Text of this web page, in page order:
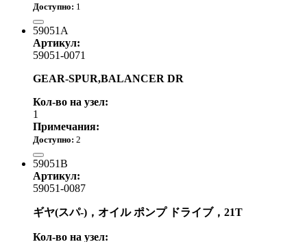
Доступно: 1
59051A
Артикул:
59051-0071
GEAR-SPUR,BALANCER DR
Кол-во на узел:
1
Примечания:
Доступно: 2
59051B
Артикул:
59051-0087
ギヤ(スパ-)，オイル ポンプ ドライブ，21T
Кол-во на узел: